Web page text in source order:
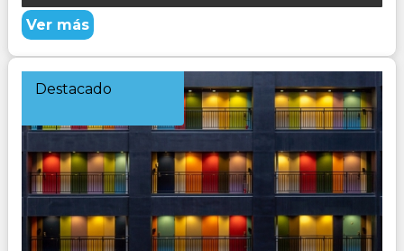
Ver más
Destacado